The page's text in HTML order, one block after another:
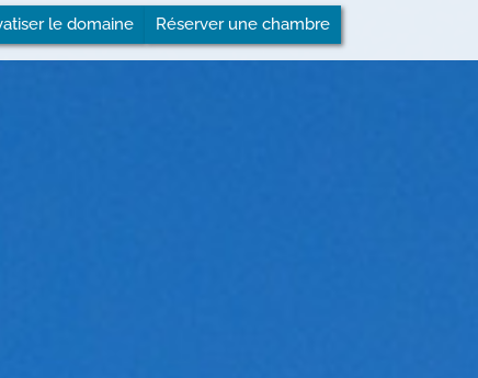
le domaine Réserver une chambre